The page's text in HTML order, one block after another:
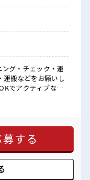
毎日の通勤がラ
！グ・チェック・運
運搬などをお願いし
シイ高時給でガッ
現場用の2つ貸出可の
歩約5分と駅チカな
。 キバツ過ぎは
堂・ロッカー・休
する